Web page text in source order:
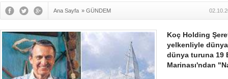
Ana Sayfa » GÜNDEM
Koç Holding
yelkenliyle dünya
dünya turuna 19
Marinası'ndan